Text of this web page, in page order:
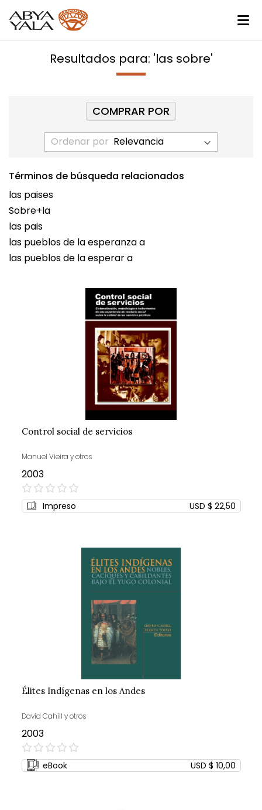
Resultados para: 'las sobre'
Ordenar por
Términos de búsqueda relacionados
las paises
Sobre+la
las pais
las pueblos de la esperanza a
las pueblos de la esperar a
Control social de servicios
Manuel Vieira y otros
2003
0%
Impreso USD $ 22,50
Élites Indígenas en los Andes
David Cahill y otros
2003
0%
eBook USD $ 10,00
COMPRAR POR